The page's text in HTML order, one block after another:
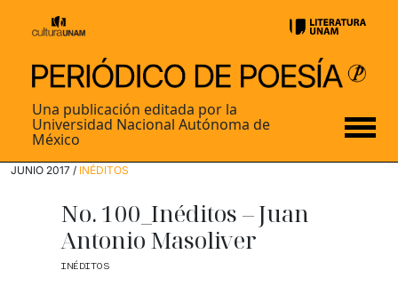
Una publicación editada por la
Universidad Nacional Autónoma de
México
JUNIO 2017 / INÉDITOS
No. 100_Inéditos – Juan
Antonio Masoliver
INÉDITOS